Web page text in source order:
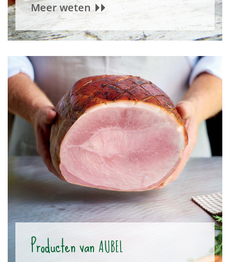
Meer weten
Producten van AUBEL